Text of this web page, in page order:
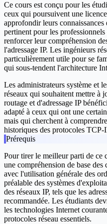
Ce cours est conçu pour les
ceux qui poursuivent une
approfondir leurs connaissances
pertinent pour les
renforcer leur compréhension
l'adressage IP. Les ingénieurs
particulièrement utile pour se
qui sous-tendent l'architecture
Les administrateurs système et
réseaux qui souhaitent mettre à
routage et d'adressage IP
adapté à ceux qui ont une
mais qui cherchent à
historiques des protocoles TCP-
Prérequis
Pour tirer le meilleur parti de ce
une compréhension de base des
avec l'utilisation générale des
préalable des systèmes
des réseaux IP, tels que les
recommandée. Les étudiants
les technologies Internet
protocoles réseau essentiels.